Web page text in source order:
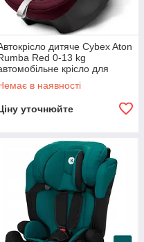
дитяче Cybex Aton
Red 0-13 kg
крісло для
R_2370
в наявності
уточнюйте